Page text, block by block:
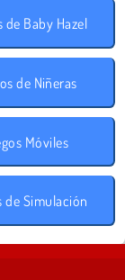
de Baby Hazel
de Niñeras
Móviles
de Simulación